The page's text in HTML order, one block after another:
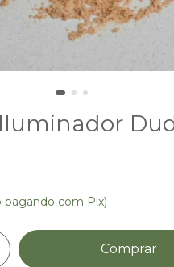
pagando com Pix)